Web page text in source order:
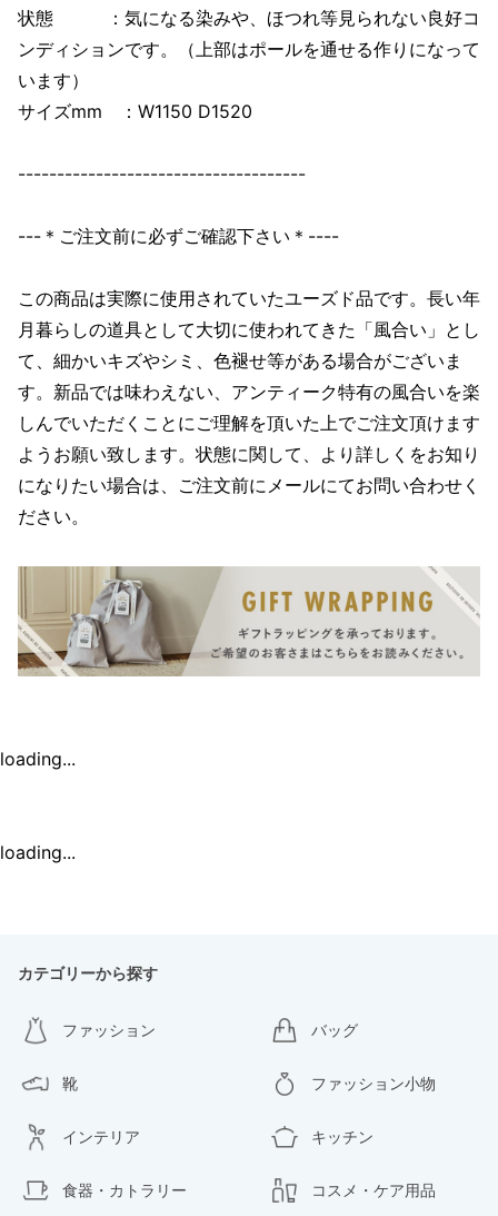
状態 ：気になる染みや、ほつれ等見られない良好コ
ンディションです。（上部はポールを通せる作りになって
います）
サイズmm ：W1150 D1520
-------------------------------------
---＊ご注文前に必ずご確認下さい＊----
この商品は実際に使用されていたユーズド品です。長い年
月暮らしの道具として大切に使われてきた「風合い」とし
て、細かいキズやシミ、色褪せ等がある場合がございま
す。新品では味わえない、アンティーク特有の風合いを楽
しんでいただくことにご理解を頂いた上でご注文頂けます
ようお願い致します。状態に関して、より詳しくをお知り
になりたい場合は、ご注文前にメールにてお問い合わせく
ださい。
loading...
loading...
カテゴリーから探す
ファッション バッグ
靴 ファッション小物
インテリア キッチン
食器・カトラリー コスメ・ケア用品